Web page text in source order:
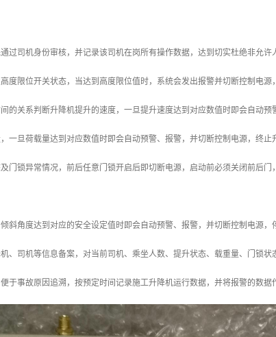
过司机身份审核，并记录该司机在岗所有操作数据，达到切实杜绝非允许
度限位开关状态，当达到高度限位值时，系统会发出报警并切断控制电源
的关系判断升降机提升的速度，一旦提升速度达到对应数值时即会自动预
一旦荷载量达到对应数值时即会自动预警、报警，并切断控制电源，终止
门锁异常情况，前后任意门锁开启后即切断电源，启动前必须关闭前后
斜角度达到对应的安全设定值时即会自动预警、报警，并切断控制电源，
、司机等信息备案，对当前司机、乘坐人数、提升状态、载重量、门锁状
于事故原因追溯，按预定时间记录施工升降机运行数据，并将报警的数据